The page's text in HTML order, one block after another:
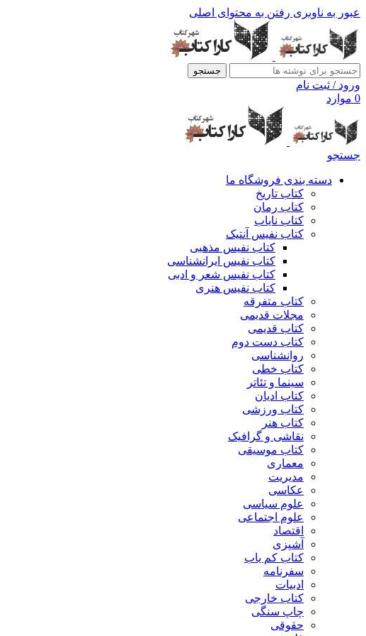
عبور به ناوبری رفتن به محتوای اصلی
جستجو
ورود / ثبت نام
0 موارد
جستجو
دسته بندی فروشگاه ما
کتاب تاریخ
کتاب رمان
کتاب نایاب
کتاب نفیس آنتیک
کتاب نفیس مذهبی
کتاب نفیس ایرانشناسی
کتاب نفیس شعر و ادبی
کتاب نفیس هنری
کتاب متفرقه
مجلات قدیمی
کتاب قدیمی
کتاب دست دوم
روانشناسی
کتاب خطی
سینما و تئاتر
کتاب ادیان
کتاب ورزشی
کتاب هنر
نقاشی و گرافیک
کتاب موسیقی
معماری
مدیریت
عکاسی
علوم سیاسی
علوم اجتماعی
اقتصاد
آشپزی
کتاب کم یاب
سفرنامه
ادبیات
کتاب خارجی
چاپ سنگی
حقوقی